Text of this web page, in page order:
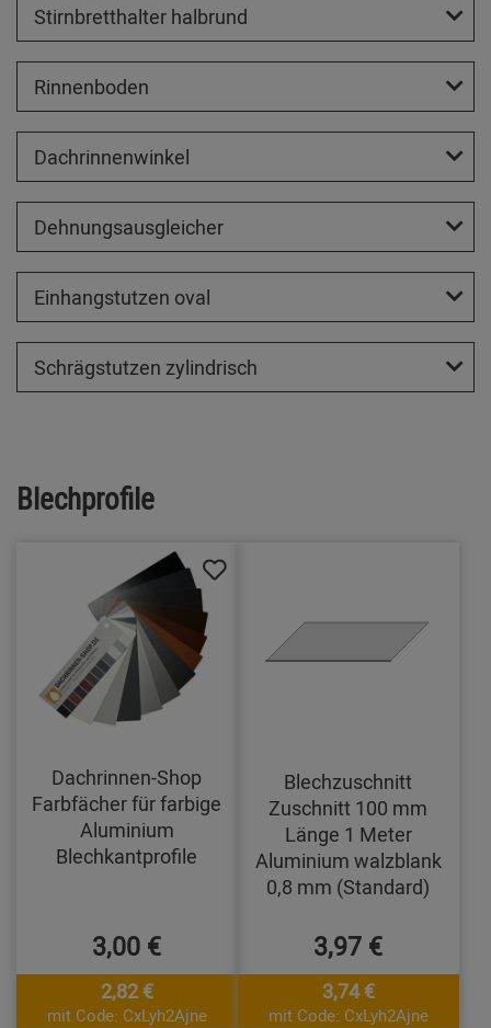
Stirnbretthalter halbrund
Rinnenboden
Dachrinnenwinkel
Dehnungsausgleicher
Einhangstutzen oval
Schrägstutzen zylindrisch
Blechprofile
Dachrinnen-Shop
Farbfächer für farbige
Aluminium
Blechkantprofile
3,00 €
2,82 €
mit Code: CxLyh2Ajne
Blechzuschnitt
Zuschnitt 100 mm
Länge 1 Meter
Aluminium walzblank
0,8 mm (Standard)
3,97 €
3,74 €
mit Code: CxLyh2Ajne